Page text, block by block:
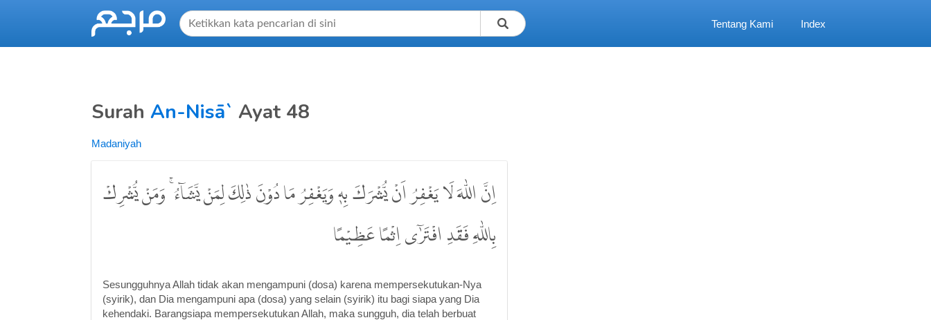
Tentang Kami Index
Surah An-Nisā` Ayat 48
Madaniyah
اِنَّ اللّٰهَ لَا يَغْفِرُ اَنْ يُّشْرَكَ بِهٖ وَيَغْفِرُ مَا دُوْنَ ذٰلِكَ لِمَنْ يَّشَاۤءُ ۚ وَمَنْ يُّشْرِكْ
بِاللّٰهِ فَقَدِ افْتَرٰٓى اِثْمًا عَظِيْمًا
Sesungguhnya Allah tidak akan mengampuni (dosa) karena mempersekutukan-Nya
(syirik), dan Dia mengampuni apa (dosa) yang selain (syirik) itu bagi siapa yang Dia
kehendaki. Barangsiapa mempersekutukan Allah, maka sungguh, dia telah berbuat